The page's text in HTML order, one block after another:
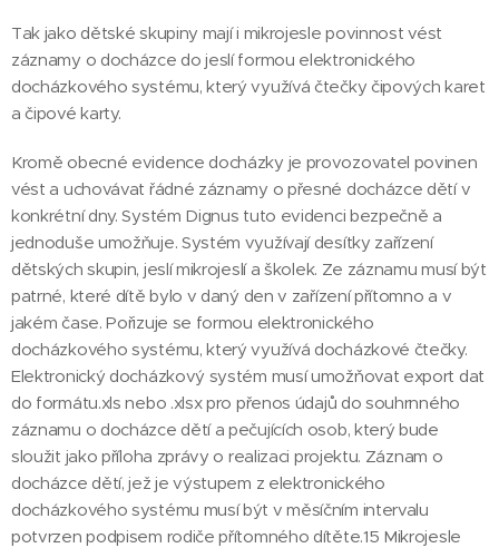
Tak jako dětské skupiny mají i mikrojesle povinnost vést
záznamy o docházce do jeslí formou elektronického
docházkového systému, který využívá čtečky čipových karet
a čipové karty.
Kromě obecné evidence docházky je provozovatel povinen
vést a uchovávat řádné záznamy o přesné docházce dětí v
konkrétní dny. Systém Dignus tuto evidenci bezpečně a
jednoduše umožňuje. Systém využívají desítky zařízení
dětských skupin, jeslí mikrojeslí a školek. Ze záznamu musí být
patrné, které dítě bylo v daný den v zařízení přítomno a v
jakém čase. Pořizuje se formou elektronického
docházkového systému, který využívá docházkové čtečky.
Elektronický docházkový systém musí umožňovat export dat
do formátu.xls nebo .xlsx pro přenos údajů do souhrnného
záznamu o docházce dětí a pečujících osob, který bude
sloužit jako příloha zprávy o realizaci projektu. Záznam o
docházce dětí, jež je výstupem z elektronického
docházkového systému musí být v měsíčním intervalu
potvrzen podpisem rodiče přítomného dítěte.15 Mikrojesle